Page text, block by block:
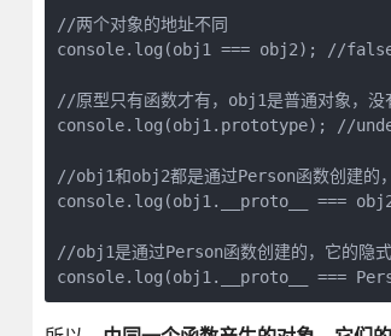
//两个对象的地址不同
console.log(obj1 === obj2); //
//原型只有函数才有，obj1是普通对象，没
console.log(obj1.prototype); //
//obj1和obj2都是通过Person函数创建的
console.log(obj1.__proto__ ===
//obj1是通过Person函数创建的，它的隐
console.log(obj1.__proto__ ===